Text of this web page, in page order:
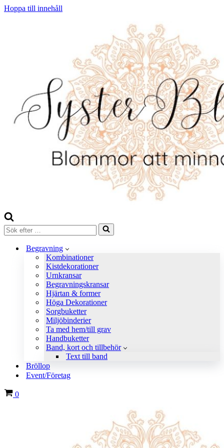
Hoppa till innehåll
Sök
efter
Begravning
Kombinationer
Kistdekorationer
Urnkransar
Begravningskransar
Hjärtan & former
Höga Dekorationer
Sorgbuketter
Miljöbinderier
Ta med hem/till grav
Handbuketter
Band, kort och tillbehör
Text till band
Bröllop
Event/Företag
Varukorg
0